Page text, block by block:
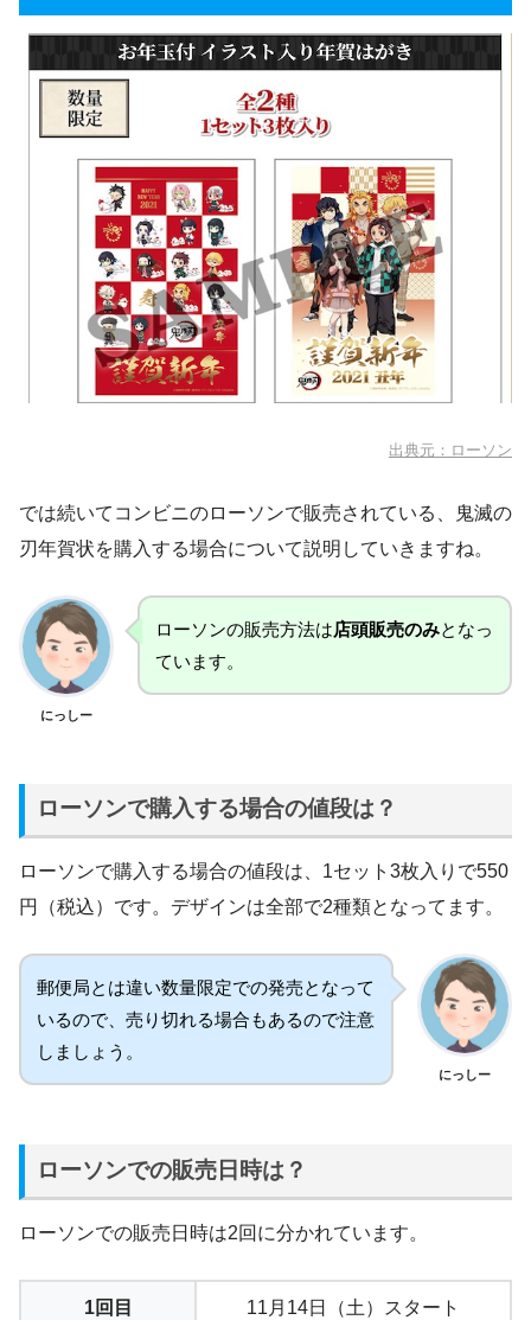
出典元：ローソン
では続いてコンビニのローソンで販売されている、鬼滅の
刃年賀状を購入する場合について説明していきますね。
にっしー
ローソンの販売方法は店頭販売のみとなっ
ています。
ローソンで購入する場合の値段は？
ローソンで購入する場合の値段は、1セット3枚入りで550
円（税込）です。デザインは全部で2種類となってます。
郵便局とは違い数量限定での発売となって
いるので、売り切れる場合もあるので注意
しましょう。
にっしー
ローソンでの販売日時は？
ローソンでの販売日時は2回に分かれています。
1回目 11月14日（土）スタート